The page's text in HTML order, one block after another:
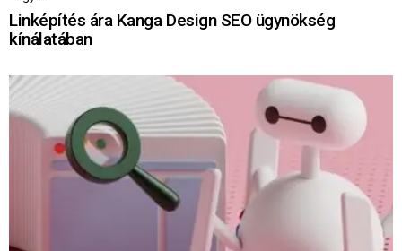
Linképítés ára Kanga Design SEO ügynökség
kínálatában